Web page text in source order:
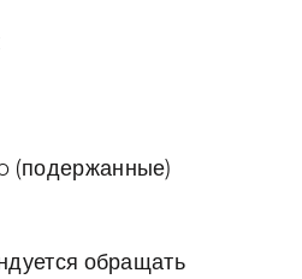
(подержанные)
обращать